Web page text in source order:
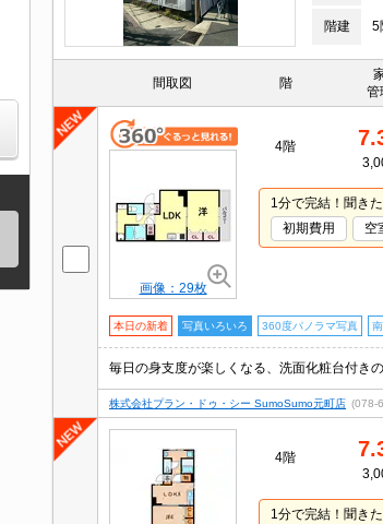
階建 5
間取図 階
管
画像：29枚
4階
1分で完結！聞き
初期費用
空
本日の新着 写真いろいろ 360度パノラマ写真
株式会社プラン・ドゥ・シー SumoSumo元町店 (078-
4階
1分で完結！聞き